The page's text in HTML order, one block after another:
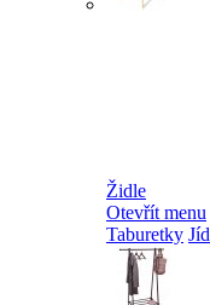
Židle
Otevřít menu
Taburetky